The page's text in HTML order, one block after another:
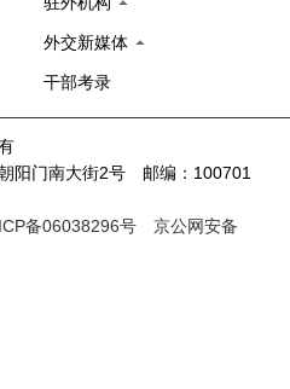
外交新媒体
干部考录
阳门南大街2号 邮编：100701
备06038296号
京公网安备